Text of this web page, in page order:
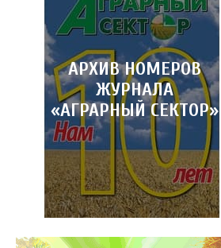
АРХИВ НОМЕРОВ
ЖУРНАЛА
«АГРАРНЫЙ СЕКТОР»